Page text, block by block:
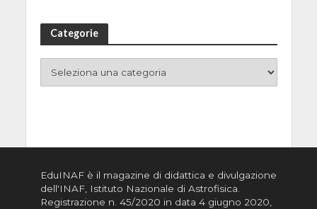
Categorie
EduINAF è il magazine di didattica e divulgazione
dell'INAF, Istituto Nazionale di Astrofisica
Registrazione n. 45/2020 in data 4 giugno 2020,